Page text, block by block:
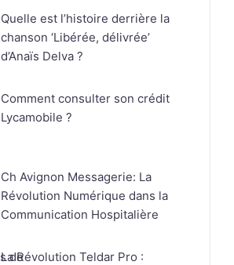
Quelle est l’histoire derrière la
chanson ‘Libérée, délivrée’
d’Anaïs Delva ?
Comment consulter son crédit
Lycamobile ?
Ch Avignon Messagerie: La
Révolution Numérique dans la
Communication Hospitalière
La Révolution Teldar Pro :